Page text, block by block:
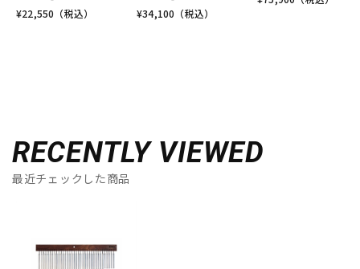
¥22,550 （税込） ¥34,100 （税込）
RECENTLY VIEWED
最近チェックした商品